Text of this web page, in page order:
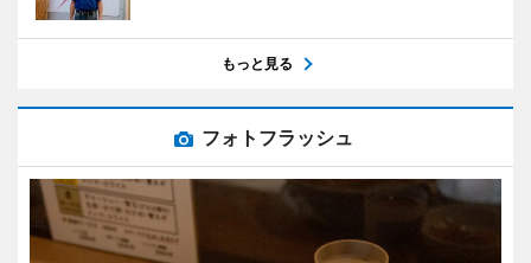
もっと見る
フォトフラッシュ